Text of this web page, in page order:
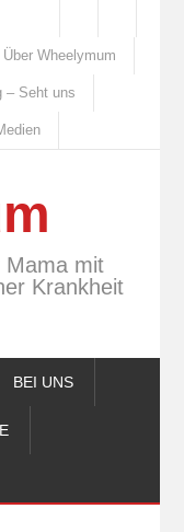
Über Wheelymum
– Seht uns
Mama mit
Krankheit
BEI UNS